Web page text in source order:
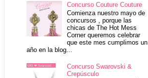
Concurso Couture Couture
Comienza nuestro mayo de
concursos , porque las
chicas de The Hot Mess
Corner queremos celebrar
que este mes cumplimos un
año en la blog...
Concurso Swarovski &
Crepúsculo